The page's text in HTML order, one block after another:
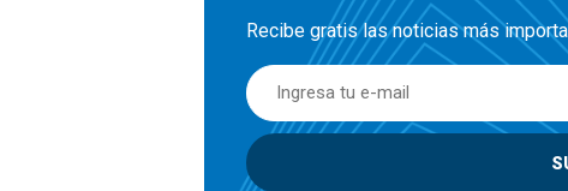
Recibe gratis las noticias más